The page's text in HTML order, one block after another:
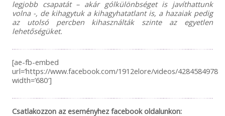
legjobb csapatát – akár gólkülönbséget is javíthattunk
volna -, de kihagytuk a kihagyhatatlant is, a hazaiak pedig
az utolsó percben kihasználták szinte az egyetlen
lehetőségüket.
[ae-fb-embed
url=’https://www.facebook.com/1912elore/videos/
width=’680′]
Csatlakozzon az eseményhez facebook oldalunkon: